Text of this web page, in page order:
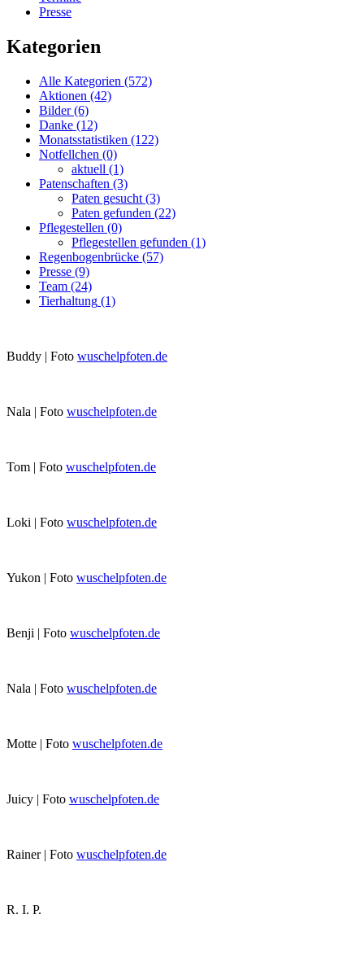
Presse
Kategorien
Alle Kategorien (572)
Aktionen (42)
Bilder (6)
Danke (12)
Monatsstatistiken (122)
Notfellchen (0)
aktuell (1)
Patenschaften (3)
Paten gesucht (3)
Paten gefunden (22)
Pflegestellen (0)
Pflegestellen gefunden (1)
Regenbogenbrücke (57)
Presse (9)
Team (24)
Tierhaltung (1)
Buddy | Foto wuschelpfoten.de
Nala | Foto wuschelpfoten.de
Tom | Foto wuschelpfoten.de
Loki | Foto wuschelpfoten.de
Yukon | Foto wuschelpfoten.de
Benji | Foto wuschelpfoten.de
Nala | Foto wuschelpfoten.de
Motte | Foto wuschelpfoten.de
Juicy | Foto wuschelpfoten.de
Rainer | Foto wuschelpfoten.de
R. I. P.